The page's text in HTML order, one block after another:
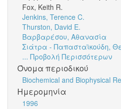
Fox, Keith R.
Jenkins, Terence C.
Thurston, David E.
Βαρβαρέσου, Αθανασία
Σιάτρα - Παπασταϊκούδη,
... Προβολή Περισσότερων
Όνομα περιοδικού
Biochemical and Biophysical
Ημερομηνία
1996